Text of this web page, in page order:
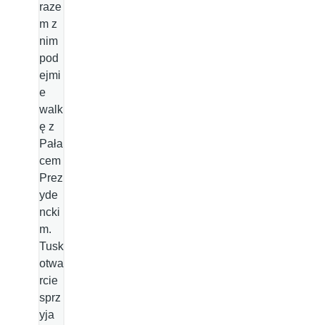
raze
m z
nim
pod
ejmi
e
walk
ę z
Pała
cem
Prez
yde
ncki
m.
Tusk
otwa
rcie
sprz
yja